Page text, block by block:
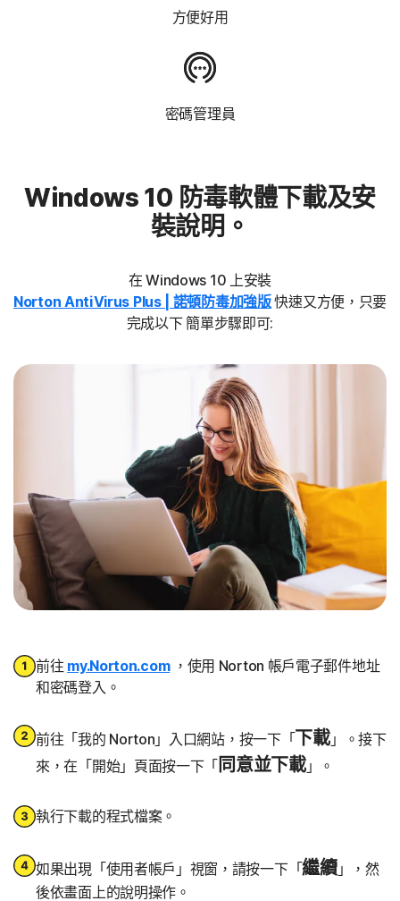
方便好用
密碼管理員
Windows 10 防毒軟體下載及安
裝說明。
在 Windows 10 上安裝
Norton AntiVirus Plus | 諾頓防毒加強版快速又方便，只要
完成以下 簡單步驟即可:
前往 my.Norton.com，使用 Norton 帳戶電子郵件地址
和密碼登入。
前往「我的 Norton」入口網站，按一下「下載」。接下
來，在「開始」頁面按一下「 同意並下載」。
執行下載的程式檔案。
如果出現「使用者帳戶」視窗，請按一下「繼續」，然
後依畫面上的說明操作。